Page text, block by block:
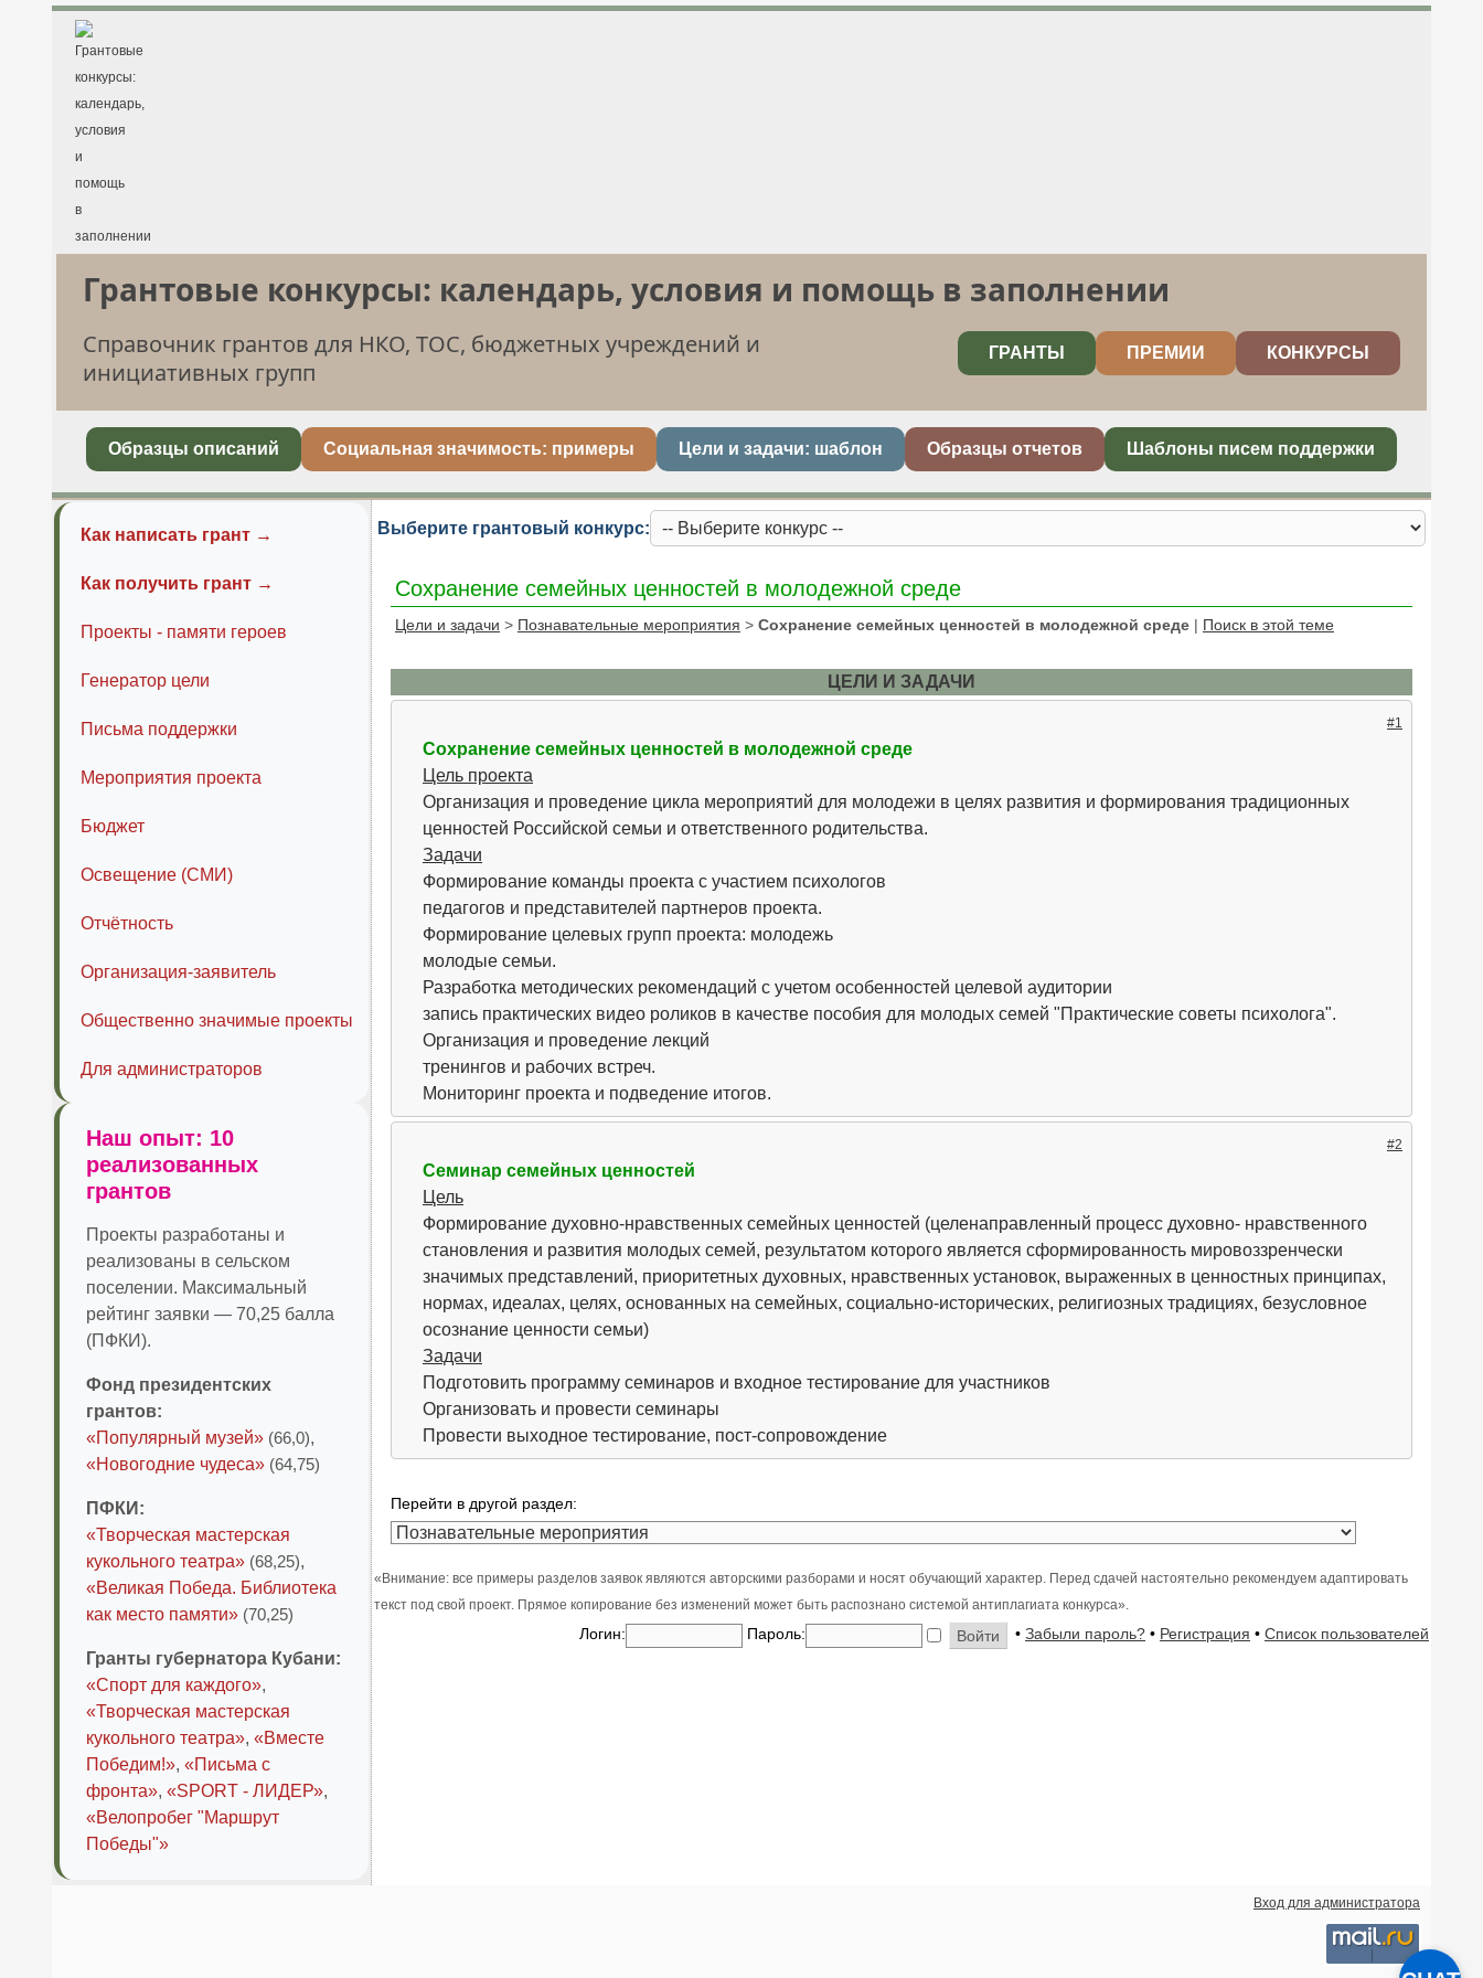
Грантовые конкурсы: календарь, условия и помощь в заполнении
Справочник грантов для НКО, ТОС, бюджетных учреждений и
инициативных групп
ГРАНТЫ ПРЕМИИ КОНКУРСЫ
Образцы описаний Социальная значимость: примеры Цели и задачи: шаблон Образцы отчетов Шаблоны писем поддержки
Как написать грант →
Как получить грант →
Проекты - памяти героев
Генератор цели
Письма поддержки
Мероприятия проекта
Бюджет
Освещение (СМИ)
Отчётность
Организация-заявитель
Общественно значимые проекты
Для администраторов
Наш опыт: 10
реализованных
грантов
Проекты разработаны и
реализованы в сельском
поселении. Максимальный
рейтинг заявки — 70,25 балла
(ПФКИ).
Фонд президентских
грантов:
«Популярный музей» (66,0),
«Новогодние чудеса» (64,75)
ПФКИ:
«Творческая мастерская
кукольного театра» (68,25),
«Великая Победа. Библиотека
как место памяти» (70,25)
Гранты губернатора Кубани:
«Спорт для каждого»,
«Творческая мастерская
кукольного театра», «Вместе
Победим!», «Письма с
фронта», «SPORT - ЛИДЕР»,
«Велопробег "Маршрут
Победы"»
Выберите грантовый конкурс:
Сохранение семейных ценностей в молодежной среде
Цели и задачи > Познавательные мероприятия > Сохранение семейных ценностей в молодежной среде | Поиск в этой теме
ЦЕЛИ И ЗАДАЧИ
#1
Сохранение семейных ценностей в молодежной среде
Цель проекта
Организация и проведение цикла мероприятий для молодежи в целях развития и формирования традиционных
ценностей Российской семьи и ответственного родительства.
Задачи
Формирование команды проекта с участием психологов
педагогов и представителей партнеров проекта.
Формирование целевых групп проекта: молодежь
молодые семьи.
Разработка методических рекомендаций с учетом особенностей целевой аудитории
запись практических видео роликов в качестве пособия для молодых семей "Практические советы психолога".
Организация и проведение лекций
тренингов и рабочих встреч.
Мониторинг проекта и подведение итогов.
#2
Семинар семейных ценностей
Цель
Формирование духовно-нравственных семейных ценностей (целенаправленный процесс духовно- нравственного
становления и развития молодых семей, результатом которого является сформированность мировоззренчески
значимых представлений, приоритетных духовных, нравственных установок, выраженных в ценностных принципах,
нормах, идеалах, целях, основанных на семейных, социально-исторических, религиозных традициях, безусловное
осознание ценности семьи)
Задачи
Подготовить программу семинаров и входное тестирование для участников
Организовать и провести семинары
Провести выходное тестирование, пост-сопровождение
Перейти в другой раздел:
«Внимание: все примеры разделов заявок являются авторскими разборами и носят обучающий характер. Перед сдачей настоятельно рекомендуем адаптировать
текст под свой проект. Прямое копирование без изменений может быть распознано системой антиплагиата конкурса».
Логин: Пароль: • Забыли пароль? • Регистрация • Список пользователей
Вход для администратора